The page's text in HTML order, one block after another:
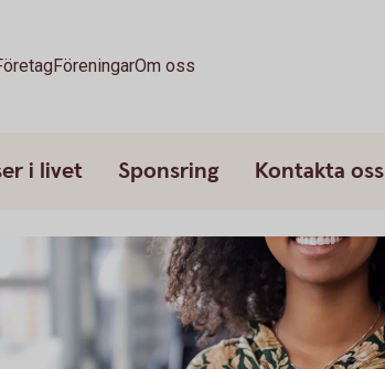
FöreningarOm oss
i livet Sponsring Kontakta oss